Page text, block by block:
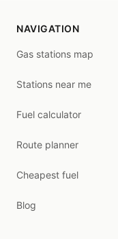
NAVIGATION
Gas stations map
Stations near me
Fuel calculator
Route planner
Cheapest fuel
Blog